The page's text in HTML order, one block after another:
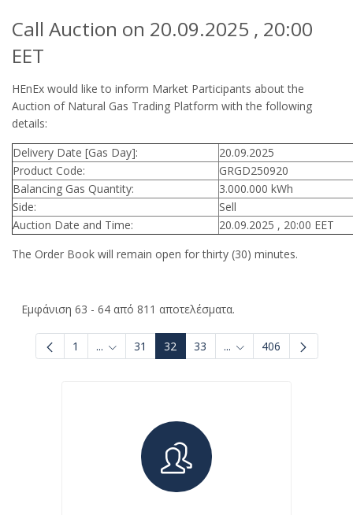
Call Auction on 20.09.2025 , 20:00
EET
HEnEx would like to inform Market Participants about the
Auction of Natural Gas Trading Platform with the following
details:
Delivery Date [Gas Day]:
20.09.2025
Product Code:
GRGD250920
Balancing Gas Quantity:
3.000.000 kWh
Side:
Sell
Auction Date and Time:
20.09.2025 , 20:00 EET
The Order Book will remain open for thirty (30) minutes.
Εμφάνιση 63 - 64 από 811 αποτελέσματα.
1 ... Ενδιάμεσες σελίδες Use TAB to navigate.
31 32 33 ... Ενδιάμεσες σελίδες
406